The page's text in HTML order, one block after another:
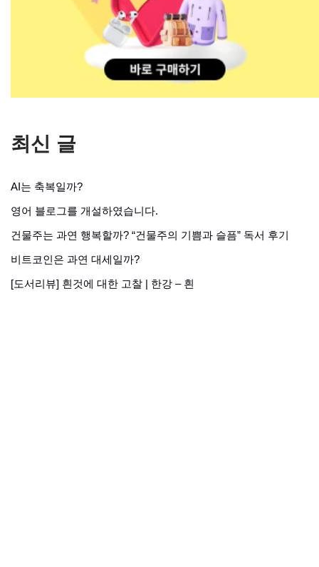
최신 글
AI는 축복일까?
영어 블로그를 개설하였습니다.
건물주는 과연 행복할까? “건물주의 기쁨과 슬픔” 독서 후기
비트코인은 과연 대세일까?
[도서리뷰] 흰것에 대한 고찰 | 한강 – 흰